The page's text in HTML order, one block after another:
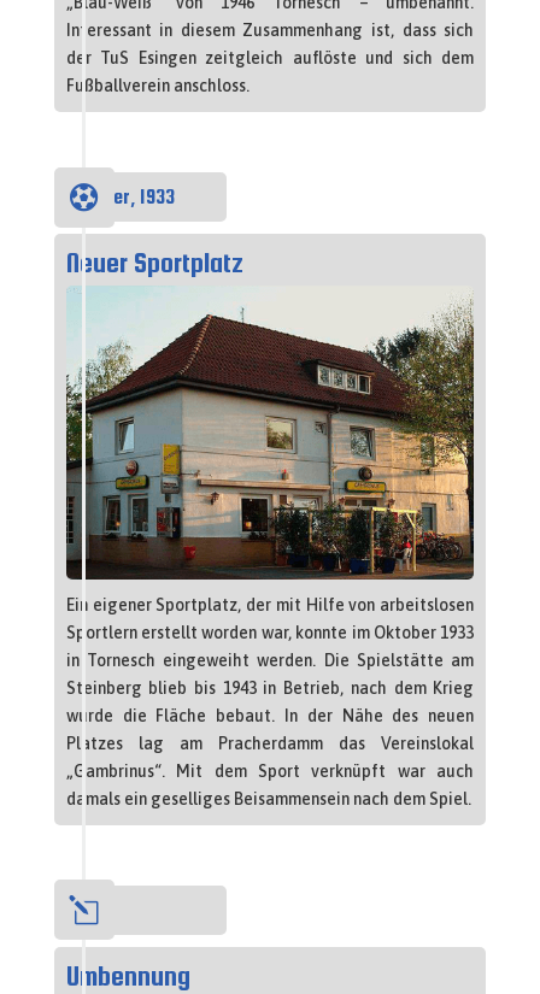
Interessant in diesem Zusammenhang ist, dass sich
der TuS Esingen zeitgleich auflöste und sich dem
Fußballverein anschloss.
Oktober, 1933

Neuer Sportplatz
Ein eigener Sportplatz, der mit Hilfe von arbeitslosen
Sportlern erstellt worden war, konnte im Oktober 1933
in Tornesch eingeweiht werden. Die Spielstätte am
Steinberg blieb bis 1943 in Betrieb, nach dem Krieg
wurde die Fläche bebaut. In der Nähe des neuen
Platzes lag am Pracherdamm das Vereinslokal
„Gambrinus“. Mit dem Sport verknüpft war auch
damals ein geselliges Beisammensein nach dem Spiel.
1930
l
Umbennung